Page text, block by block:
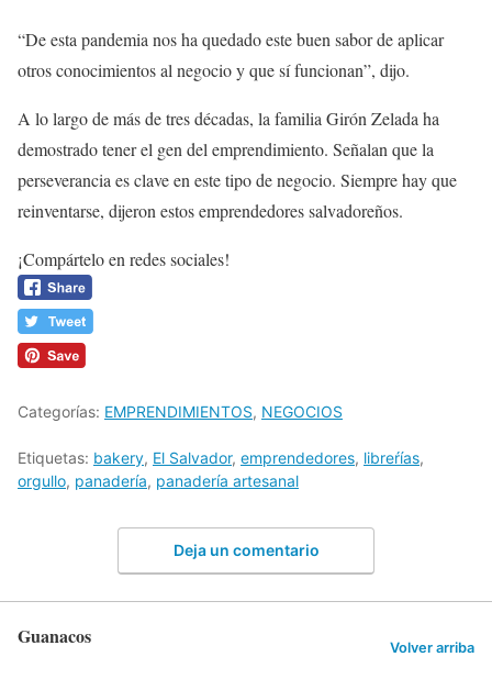
“De esta pandemia nos ha quedado este buen sabor de aplicar
otros conocimientos al negocio y que sí funcionan”, dijo.
A lo largo de más de tres décadas, la familia Girón Zelada ha
demostrado tener el gen del emprendimiento. Señalan que la
perseverancia es clave en este tipo de negocio. Siempre hay que
reinventarse, dijeron estos emprendedores salvadoreños.
¡Compártelo en redes sociales!
Categorías: EMPRENDIMIENTOS, NEGOCIOS
Etiquetas: bakery, El Salvador, emprendedores, libreŕías,
orgullo, panadería, panadería artesanal
Deja un comentario
Guanacos Volver arriba